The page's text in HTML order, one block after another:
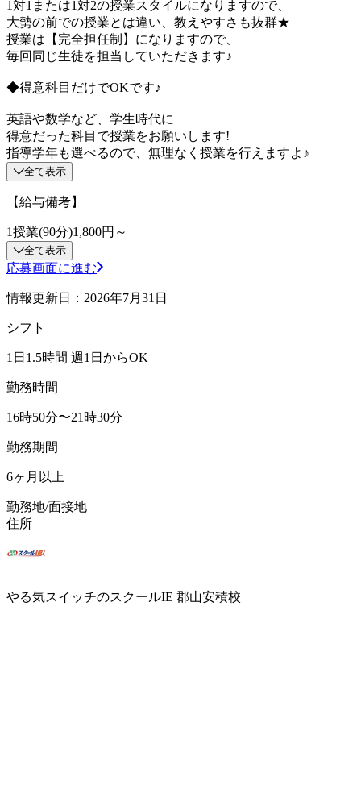
1対1または1対2の授業スタイルになりますので、
大勢の前での授業とは違い、教えやすさも抜群★
授業は【完全担任制】になりますので、
毎回同じ生徒を担当していただきます♪
◆得意科目だけでOKです♪
英語や数学など、学生時代に
得意だった科目で授業をお願いします!
指導学年も選べるので、無理なく授業を行えますよ♪
全て表示
【給与備考】
1授業(90分)1,800円～
全て表示
応募画面に進む
情報更新日：2026年7月31日
シフト
1日1.5時間 週1日からOK
勤務時間
16時50分〜21時30分
勤務期間
6ヶ月以上
勤務地/面接地
住所
やる気スイッチのスクールIE 郡山安積校